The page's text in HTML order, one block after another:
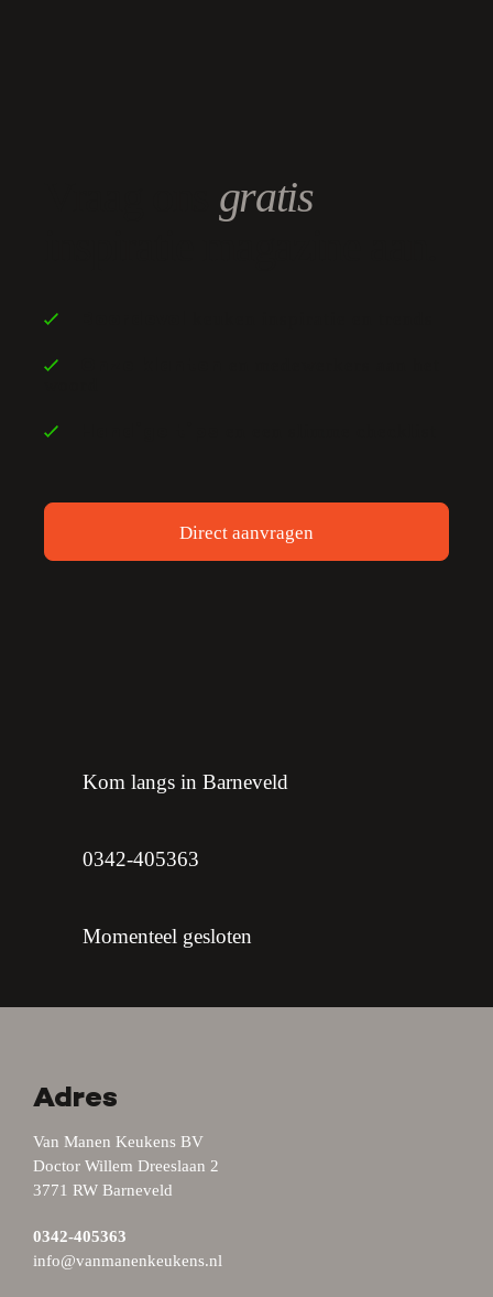
gratis
Direct aanvragen
Kom langs in Barneveld
0342-405363
Momenteel gesloten
Adres
Van Manen Keukens BV
Doctor Willem Dreeslaan 2
3771 RW Barneveld
0342-405363
info@vanmanenkeukens.nl